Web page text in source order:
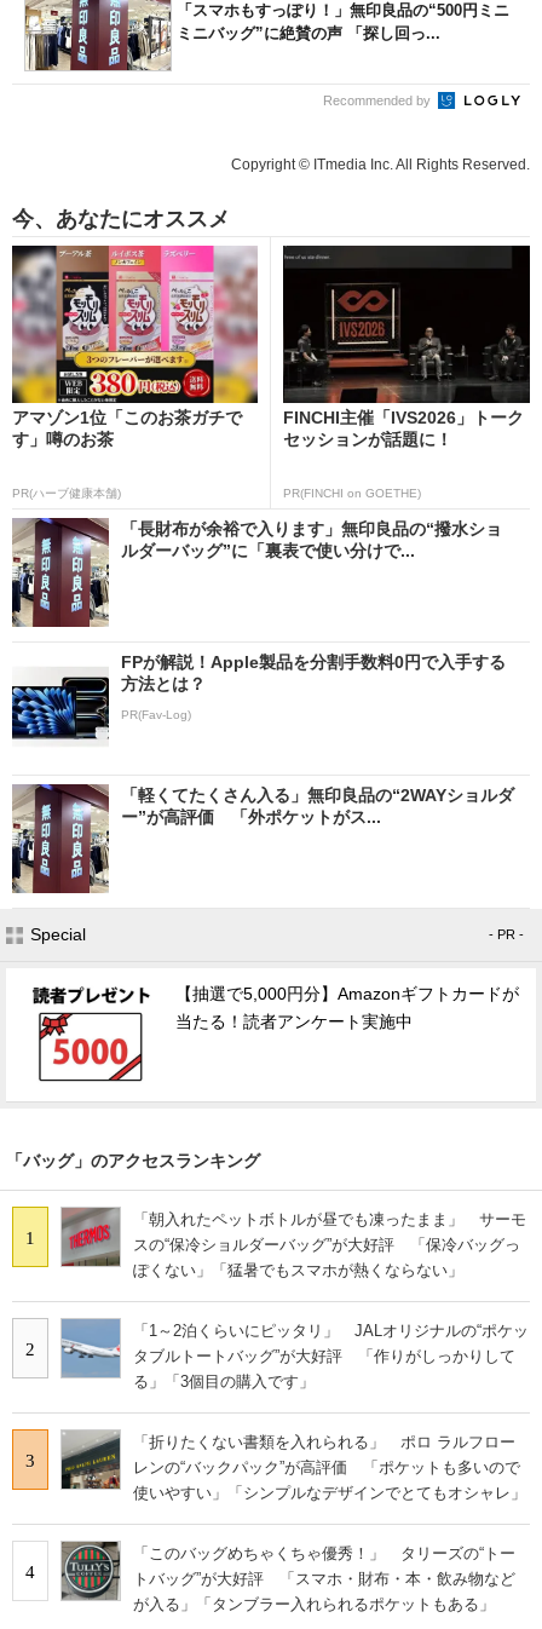
「スマホもすっぽり！」無印良品の“500円ミニ
ミニバッグ”に絶賛の声 「探し回っ...
Recommended by
Copyright © ITmedia Inc. All Rights Reserved.
今、あなたにオススメ
アマゾン1位「このお茶ガチで
す」噂のお茶
PR(ハーブ健康本舗)
FINCHI主催「IVS2026」トーク
セッションが話題に！
PR(FINCHI on GOETHE)
「長財布が余裕で入ります」無印良品の“撥水ショ
ルダーバッグ”に「裏表で使い分けで...
FPが解説！Apple製品を分割手数料0円で入手する
方法とは？
PR(Fav-Log)
「軽くてたくさん入る」無印良品の“2WAYショルダ
ー”が高評価 「外ポケットがス...
Special - PR -
【抽選で5,000円分】Amazonギフトカードが
当たる！読者アンケート実施中
「バッグ」のアクセスランキング
1
「朝入れたペットボトルが昼でも凍ったまま」 サーモ
スの“保冷ショルダーバッグ”が大好評 「保冷バッグっ
ぽくない」「猛暑でもスマホが熱くならない」
2
「1～2泊くらいにピッタリ」 JALオリジナルの“ポケッ
タブルトートバッグ”が大好評 「作りがしっかりして
る」「3個目の購入です」
3
「折りたくない書類を入れられる」 ポロ ラルフロー
レンの“バックパック”が高評価 「ポケットも多いので
使いやすい」「シンプルなデザインでとてもオシャレ」
4
「このバッグめちゃくちゃ優秀！」 タリーズの“トー
トバッグ”が大好評 「スマホ・財布・本・飲み物など
が入る」「タンブラー入れられるポケットもある」